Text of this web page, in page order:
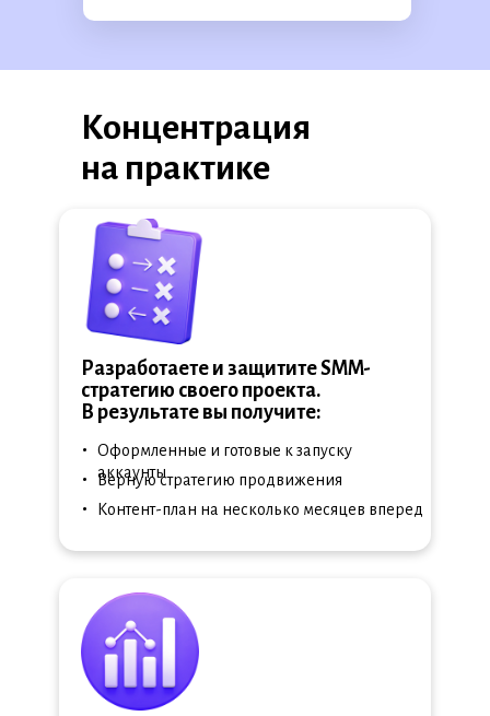
Разработаете и защитите SMM-
стратегию своего проекта.
В результате вы получите:
Оформленные и готовые к запуску
аккаунты
Верную стратегию продвижения
Контент-план на несколько месяцев вперед
•
•
•
Концентрация
на практике